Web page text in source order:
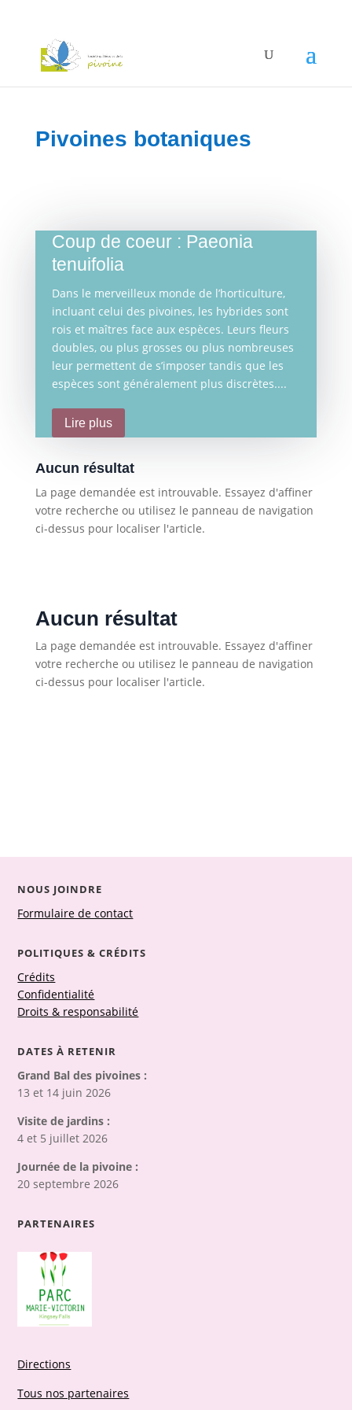
Pivoines botaniques
Coup de coeur : Paeonia
tenuifolia
Dans le merveilleux monde de l’horticulture,
incluant celui des pivoines, les hybrides sont
rois et maîtres face aux espèces. Leurs fleurs
doubles, ou plus grosses ou plus nombreuses
leur permettent de s’imposer tandis que les
espèces sont généralement plus discrètes....
Lire plus
Aucun résultat
La page demandée est introuvable. Essayez d'affiner
votre recherche ou utilisez le panneau de navigation
ci-dessus pour localiser l'article.
Aucun résultat
La page demandée est introuvable. Essayez d'affiner
votre recherche ou utilisez le panneau de navigation
ci-dessus pour localiser l'article.
NOUS JOINDRE
Formulaire de contact
POLITIQUES & CRÉDITS
Crédits
Confidentialité
Droits & responsabilité
DATES À RETENIR
Grand Bal des pivoines :
13 et 14 juin 2026
Visite de jardins :
4 et 5 juillet 2026
Journée de la pivoine :
20 septembre 2026
PARTENAIRES
Directions
Tous nos partenaires